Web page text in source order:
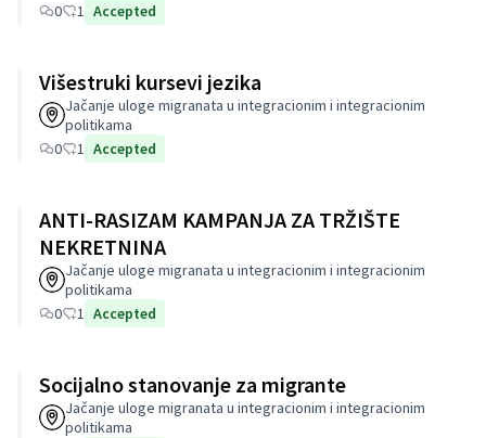
0
1 Accepted
Višestruki kursevi jezika
Jačanje uloge migranata u integracionim i integracionim
politikama
0
1 Accepted
ANTI-RASIZAM KAMPANJA ZA TRŽIŠTE
NEKRETNINA
Jačanje uloge migranata u integracionim i integracionim
politikama
0
1 Accepted
Socijalno stanovanje za migrante
Jačanje uloge migranata u integracionim i integracionim
politikama